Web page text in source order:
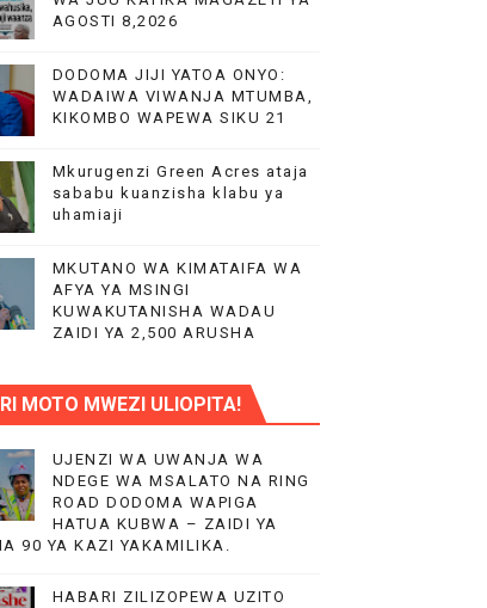
AGOSTI 8,2026
DODOMA JIJI YATOA ONYO:
WADAIWA VIWANJA MTUMBA,
KIKOMBO WAPEWA SIKU 21
Mkurugenzi Green Acres ataja
sababu kuanzisha klabu ya
uhamiaji
MKUTANO WA KIMATAIFA WA
AFYA YA MSINGI
KUWAKUTANISHA WADAU
ZAIDI YA 2,500 ARUSHA
MOTO MWEZI ULIOPITA!
UJENZI WA UWANJA WA
NDEGE WA MSALATO NA RING
ROAD DODOMA WAPIGA
HATUA KUBWA – ZAIDI YA
90 YA KAZI YAKAMILIKA.
HABARI ZILIZOPEWA UZITO